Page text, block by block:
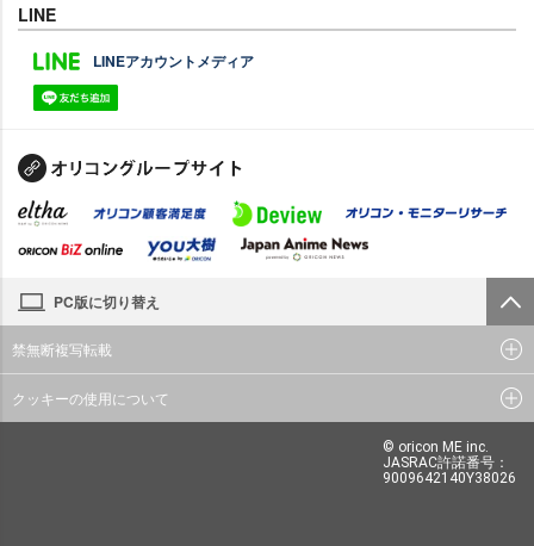
LINE
LINEアカウントメディア
PC版に切り替え
禁無断複写転載
クッキーの使用について
© oricon ME inc.
JASRAC許諾番号：
9009642140Y38026